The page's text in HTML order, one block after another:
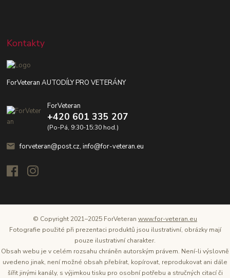
Kontakty
ForVeteran AUTODÍLY PRO VETERÁNY
ForVeteran
+420 601 335 207
(Po-Pá, 9:30-15:30 hod.)
forveteran@post.cz, info@for-veteran.eu
© Copyright 2021–2025 ForVeteran www.for-veteran.eu
Fotografie použité při prezentaci produktů jsou ilustrativní, obrázky mají
pouze ilustrativní charakter.
Obsah webu je v celém rozsahu chráněn autorským právem. Není-li výslovně
uvedeno jinak, není možné obsah přebírat, kopírovat, reprodukovat ani dále
šířit jinými kanály, s výjimkou tisku pro osobní potřebu a stručných citací či